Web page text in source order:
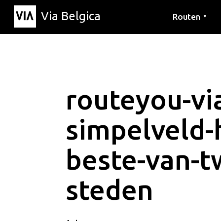
Via Belgica Routen ▼
routeyou-
simpelveld-
beste-van-
steden